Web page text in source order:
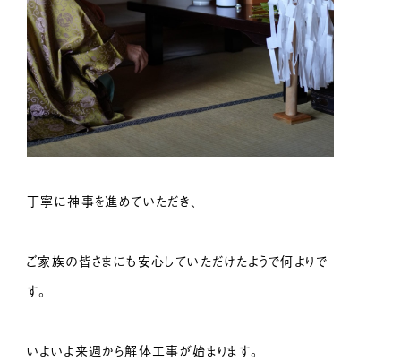
丁寧に神事を進めていただき、
ご家族の皆さまにも安心していただけたようで何よりで
す。
いよいよ来週から解体工事が始まります。